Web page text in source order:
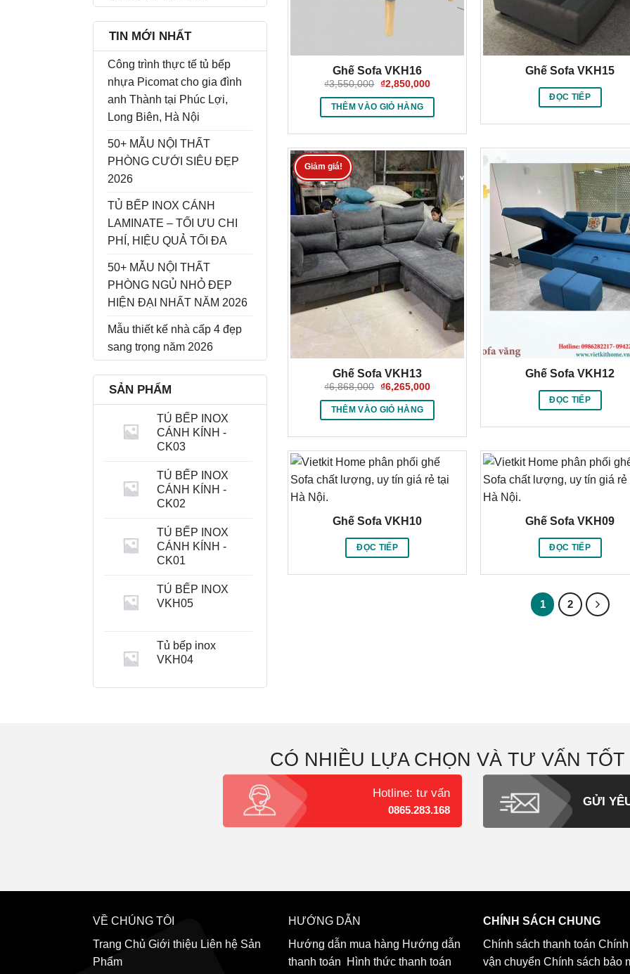
TIN MỚI NHẤT
Công trình thực tế tủ bếp
nhựa Picomat cho gia đình
anh Thành tại Phúc Lợi,
Long Biên, Hà Nội
50+ MẪU NỘI THẤT
PHÒNG CƯỚI SIÊU ĐẸP
2026
TỦ BẾP INOX CÁNH
LAMINATE – TỐI ƯU CHI
PHÍ, HIỆU QUẢ TỐI ĐA
50+ MẪU NỘI THẤT
PHÒNG NGỦ NHỎ ĐẸP
HIỆN ĐẠI NHẤT NĂM 2026
Mẫu thiết kế nhà cấp 4 đẹp
sang trọng năm 2026
SẢN PHẨM
TỦ BẾP INOX
CÁNH KÍNH -
CK03
TỦ BẾP INOX
CÁNH KÍNH -
CK02
TỦ BẾP INOX
CÁNH KÍNH -
CK01
TỦ BẾP INOX
VKH05
Tủ bếp inox
VKH04
Ghế Sofa VKH16
₫3,550,000 Giá
là:
₫3,550,000.
₫2,850,000Giá
tại
là:
₫2,850,000.
THÊM VÀO GIỎ HÀNG
Ghế Sofa VKH15
ĐỌC TIẾP
Giảm giá!
Ghế Sofa VKH13
₫6,868,000 Giá
là:
₫6,868,000.
₫6,265,000Giá
tại
₫6,265,000.
THÊM VÀO GIỎ HÀNG
Ghế Sofa VKH12
ĐỌC TIẾP
Ghế Sofa VKH10
ĐỌC TIẾP
Ghế Sofa VKH09
ĐỌC TIẾP
1 2
CÓ NHIỀU LỰA CHỌN VÀ TƯ VẤN TỐT
Hotline: tư vấn
0865.283.168
GỬI
VỀ CHÚNG TÔI
Trang Chủ Giới thiệu Liên hệ Sản
Phẩm
HƯỚNG DẪN
Hướng dẫn mua hàng Hướng dẫn
thanh toán
Hình thức thanh toán
CHÍNH SÁCH CHUNG
Chính sách thanh toán
vận chuyển Chính sách bảo